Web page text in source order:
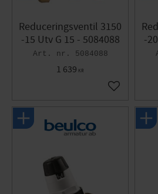
Reduceringsventil 3150
-15 Utv G 15 - 5084088
5084088
1 639 KR
Lägg till i
-